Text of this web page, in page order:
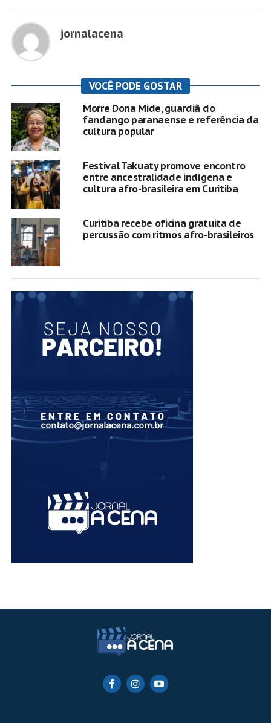
jornalacena
VOCÊ PODE GOSTAR
Morre Dona Mide, guardiã do
fandango paranaense e referência da
cultura popular
Festival Takuaty promove encontro
entre ancestralidade indígena e
cultura afro-brasileira em Curitiba
Curitiba recebe oficina gratuita de
percussão com ritmos afro-brasileiros